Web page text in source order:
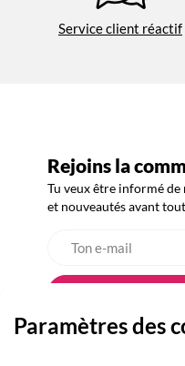
Service client réactif
Rejoins la
Tu veux être informé de
et nouveautés avant
Paramètres des